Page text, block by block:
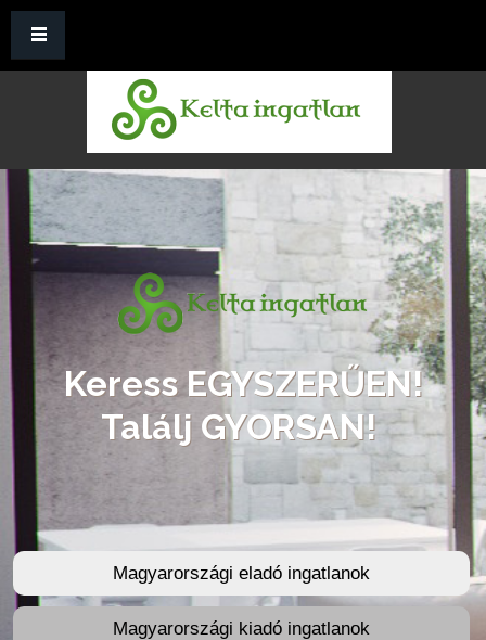
Ugrás a tartalomra
Keress EGYSZERŰEN!
Találj GYORSAN!
Magyarországi eladó ingatlanok
Magyarországi kiadó ingatlanok